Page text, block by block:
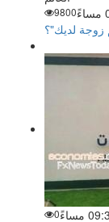
9800
زوجة لديك"؟
0